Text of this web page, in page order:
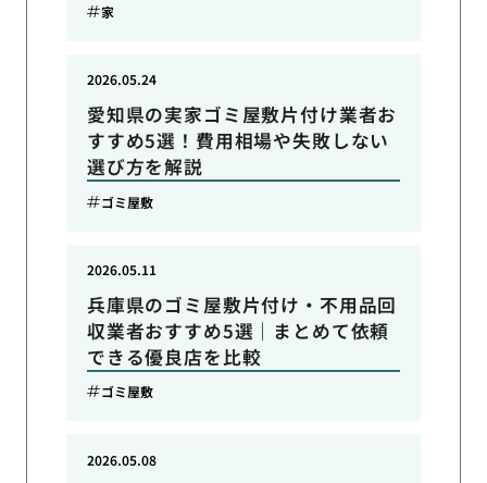
家
愛知県の実家ゴミ屋敷片付け業者お
すすめ5選！費用相場や失敗しない
選び方を解説
2026.05.24
ゴミ屋敷
兵庫県のゴミ屋敷片付け・不用品回
収業者おすすめ5選｜まとめて依頼
できる優良店を比較
2026.05.11
ゴミ屋敷
2026.05.08